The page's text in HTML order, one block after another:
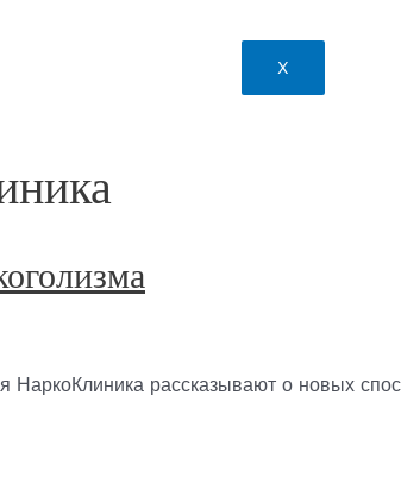
X
НаркоКлиника рассказывают о новых